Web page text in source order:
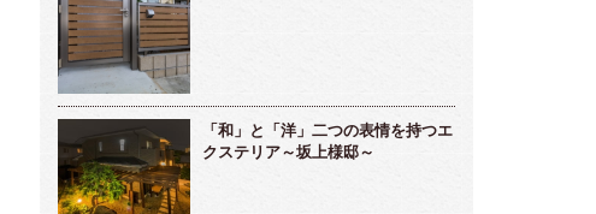
「和」と「洋」二つの表情を持つエ
クステリア～坂上様邸～